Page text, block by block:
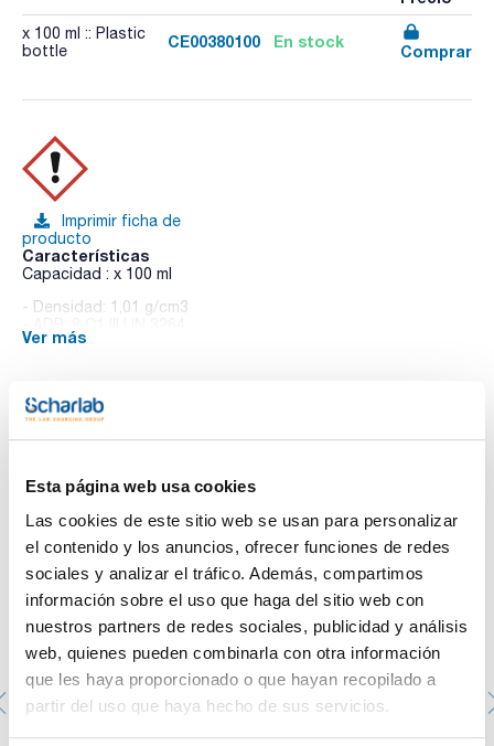
Esta página web usa cookies
Las cookies de este sitio web se usan para personalizar
el contenido y los anuncios, ofrecer funciones de redes
sociales y analizar el tráfico. Además, compartimos
información sobre el uso que haga del sitio web con
nuestros partners de redes sociales, publicidad y análisis
web, quienes pueden combinarla con otra información
que les haya proporcionado o que hayan recopilado a
partir del uso que haya hecho de sus servicios.
x 100 ml :: Plastic
bottle
CE00380100 En stock
Comprar
Imprimir ficha de
producto
Características
Capacidad : x 100 ml
- Densidad: 1,01 g/cm3
- IMDG: 8 III UN 3264
- Frases H-GHS : H315 - H319
- Frases P-GHS: P280 - P264 - P305+P351+P338 - P321 -
ESPECIFICACIONES
concentración : 1000 mg/l
Patrón de NIST.
Ver más
Te puede interesar